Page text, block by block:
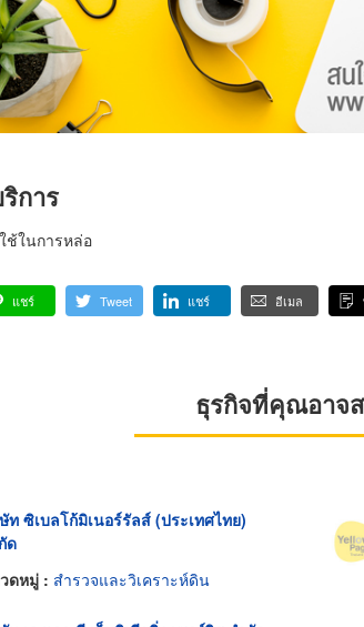
การ
ช้ในการหล่อ
แชร์ Tweet แชร์ อีเมล
ธุรกิจที่คุณอาจ
ท ซิเบลโก้มิเนอร์รัลส์ (ประเทศไทย)
ด
ดหมู่ : สำรวจและวิเคราะห์ดิน